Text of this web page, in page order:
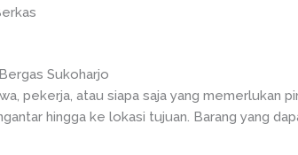
Sukoharjo
pekerja, atau siapa saja yang memerlukan
hingga ke lokasi tujuan. Barang yang